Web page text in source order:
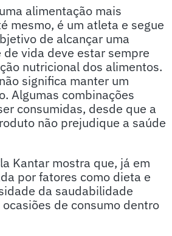
alimentação mais
mesmo, é um atleta e segue
de alcançar uma
vida deve estar sempre
nutricional dos alimentos.
significa manter um
Algumas combinações
consumidas, desde que a
não prejudique a saúde
Kantar mostra que, já em
por fatores como dieta e
da saudabilidade
de consumo dentro